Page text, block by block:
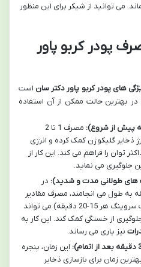
می توانید از شیکر برای این منظور
پودر کربو پاور
های پودر کربو پاور دکتر سان است
بهترین حالت ممکن از آن استفاده
مصرف 1 تا 2
ذخایر گلیکوژن کمک کرده و انرژی
توان را فراهم می کند. این کار از
جلوگیری می نماید.
های طولانی مدت و شدید): در
که بیش از 60 دقیقه به طول می انجامند، مصرف مقادیر
کم کربوهیدرات (مانند نصف سروینگ هر 15-20 دقیقه) می تواند
از خستگی کمک کند. این کار به
نیز یاری می رساند.
این زمان، پنجره
زمان برای بازسازی ذخایر